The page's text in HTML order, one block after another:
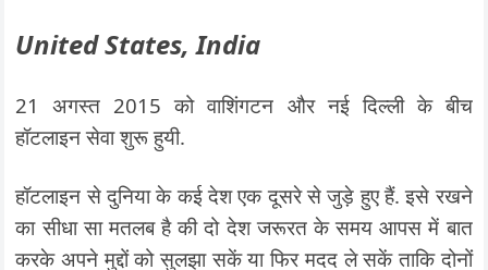
United States, India
21 अगस्त 2015 को वाशिंगटन और नई दिल्ली के बीच
हॉटलाइन सेवा शुरू हुयी.
हॉटलाइन से दुनिया के कई देश एक दूसरे से जुड़े हुए हैं. इसे रखने
का सीधा सा मतलब है की दो देश जरूरत के समय आपस में बात
करके अपने मुद्दों को सुलझा सकें या फिर मदद ले सकें ताकि दोनों